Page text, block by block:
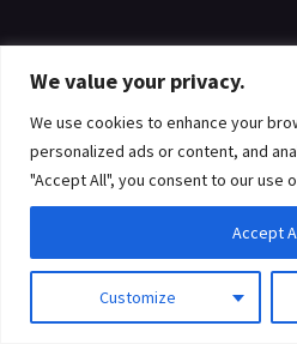
We value your privacy.
We use cookies to enhance your
personalized ads or content, and
"Accept All", you consent to our use
Customize
Accept